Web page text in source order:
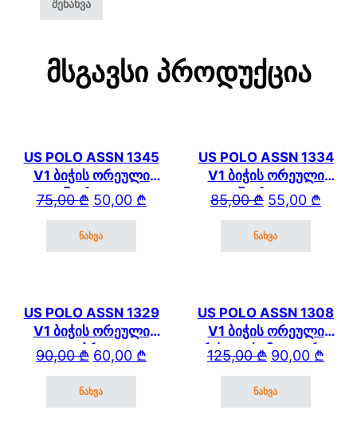
Მსგავსი Პროდუქცია
US POLO ASSN 1345
V1 ბიჭის ორეული
შორტით
75,00₾ Original price was: 75,00 ₾.
50,00 ₾
Current price is: 50,00 ₾.
ნახვა
US POLO ASSN 1334
V1 ბიჭის ორეული
შორტით
85,00₾ Original price
55,00 ₾
Current price is:
ნახვა
US POLO ASSN 1329
V1 ბიჭის ორეული
კაპრით
90,00₾ Original price was: 90,00 ₾.
60,00 ₾
Current price is: 60,00 ₾.
ნახვა
US POLO ASSN 1308
V1 ბიჭის ორეული
გრძელი სამკლაურით
და კაპრით
125,00₾Original price
90,00 ₾
Current price is:
ნახვა